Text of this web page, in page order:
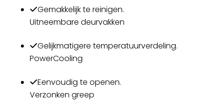
Gemakkelijk te reinigen.
Uitneembare deurvakken
Gelijkmatigere temperatuurverdeling.
PowerCooling
Eenvoudig te openen.
Verzonken greep